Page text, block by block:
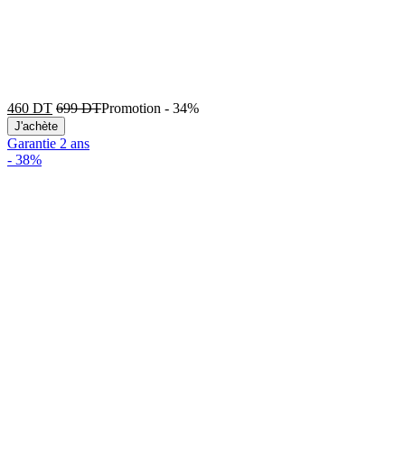
460 DT 699DTPromotion - 34%
J'achète
Garantie 2 ans
- 38%